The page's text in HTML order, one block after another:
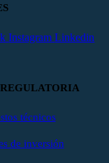
Instagram Linkedin
técnicos
de inversión